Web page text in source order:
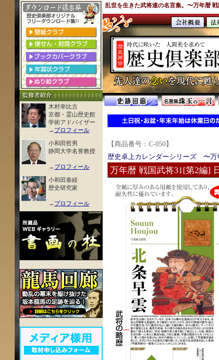
木村幸比古
京都・霊山歴史館
学術アドバイザー
→ プロフィール
小和田哲男
静岡大学名誉教授
→ プロフィール
小和田泰経
歴史研究家
→ プロフィール
乱世を生きた武将達の名言集。〜万年暦
【商品番号：C-050】
歴史卓上カレンダーシリーズ 〜万
万年暦 戦国武将31[第2編]